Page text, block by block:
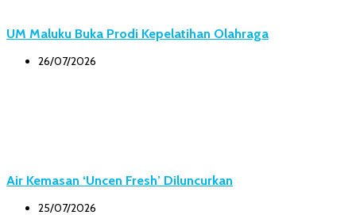
UM Maluku Buka Prodi Kepelatihan Olahraga
26/07/2026
Air Kemasan ‘Uncen Fresh’ Diluncurkan
25/07/2026